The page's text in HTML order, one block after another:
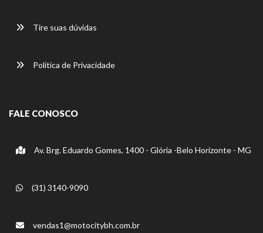
Tire suas dúvidas
Política de Privacidade
FALE CONOSCO
Av. Brg. Eduardo Gomes, 1400 - Glória -Belo Horizonte - MG
(31) 3140-9090
vendas1@motocitybh.com.br